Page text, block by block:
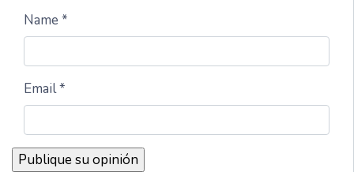
Name *
Email *